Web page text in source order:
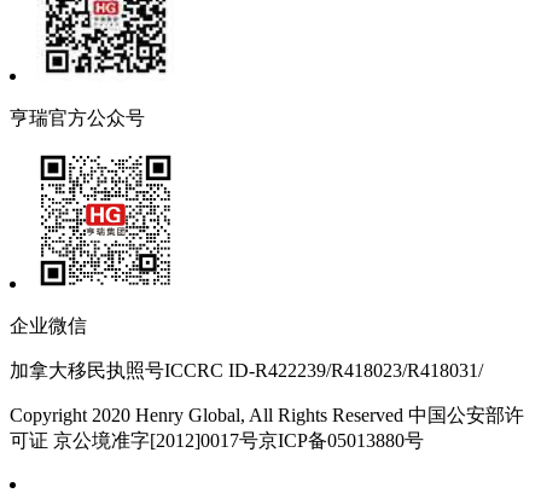
亨瑞官方公众号
企业微信
加拿大移民执照号ICCRC ID-R422239/R418023/R418031/
Copyright 2020 Henry Global, All Rights Reserved 中国公安部许
可证 京公境准字[2012]0017号京ICP备05013880号